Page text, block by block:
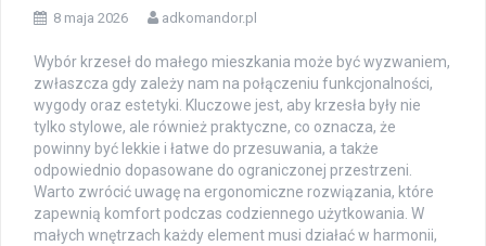
8 maja 2026 adkomandor.pl
Wybór krzeseł do małego mieszkania może być wyzwaniem,
zwłaszcza gdy zależy nam na połączeniu funkcjonalności,
wygody oraz estetyki. Kluczowe jest, aby krzesła były nie
tylko stylowe, ale również praktyczne, co oznacza, że
powinny być lekkie i łatwe do przesuwania, a także
odpowiednio dopasowane do ograniczonej przestrzeni.
Warto zwrócić uwagę na ergonomiczne rozwiązania, które
zapewnią komfort podczas codziennego użytkowania. W
małych wnętrzach każdy element musi działać w harmonii,